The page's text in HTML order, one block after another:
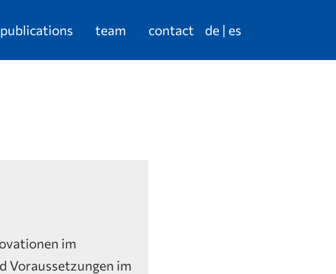
publications team contact de es
im
Voraussetzungen im